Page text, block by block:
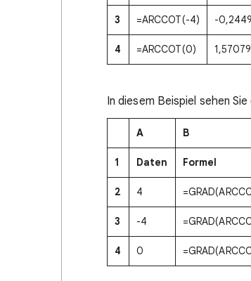
3 =ARCCOT(-4) -
4 =ARCCOT(0)
In diesem Beispiel sehen
A B
1 Daten Formel
2 4
3 -4
4 0